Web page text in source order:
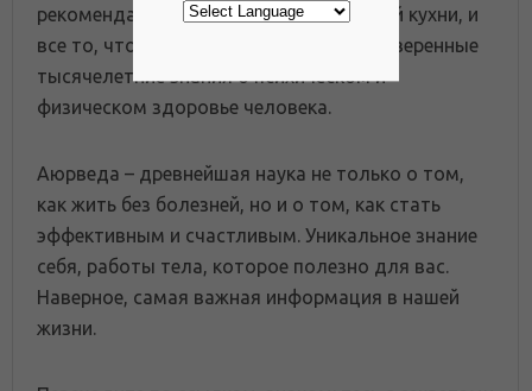
рекомендации, рецепты вегетарианской кухни, и
все то, что поможет вам получить проверенные
тысячелетние знания о психическом и
физическом здоровье человека.
Аюрведа – древнейшая наука не только о том,
как жить без болезней, но и о том, как стать
эффективным и счастливым. Уникальное знание
себя, работы тела, которое полезно для вас.
Наверное, самая важная информация в нашей
жизни.